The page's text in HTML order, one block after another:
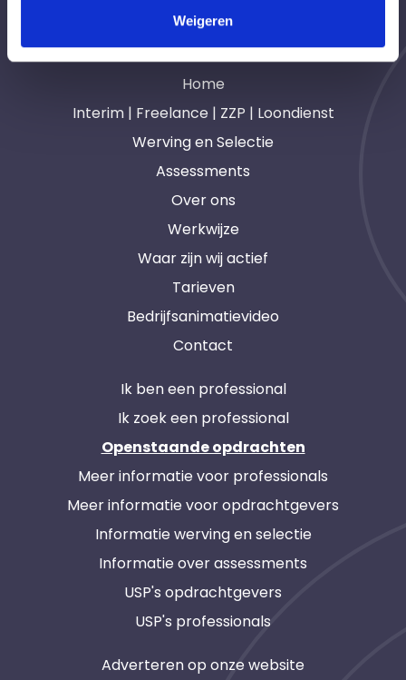
Weigeren
Navigatie
Home
Interim | Freelance | ZZP | Loondienst
Werving en Selectie
Assessments
Over ons
Werkwijze
Waar zijn wij actief
Tarieven
Bedrijfsanimatievideo
Contact
Ik ben een professional
Ik zoek een professional
Openstaande opdrachten
Meer informatie voor professionals
Meer informatie voor opdrachtgevers
Informatie werving en selectie
Informatie over assessments
USP's opdrachtgevers
USP's professionals
Adverteren op onze website